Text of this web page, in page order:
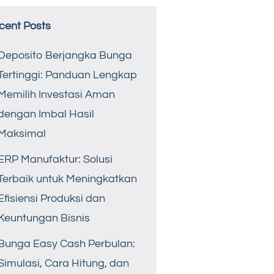
Posts
Berjangka Bunga
Panduan Lengkap
Investasi Aman
Imbal Hasil
Manufaktur: Solusi
untuk Meningkatkan
Produksi dan
Bisnis
Easy Cash Perbulan:
Cara Hitung, dan